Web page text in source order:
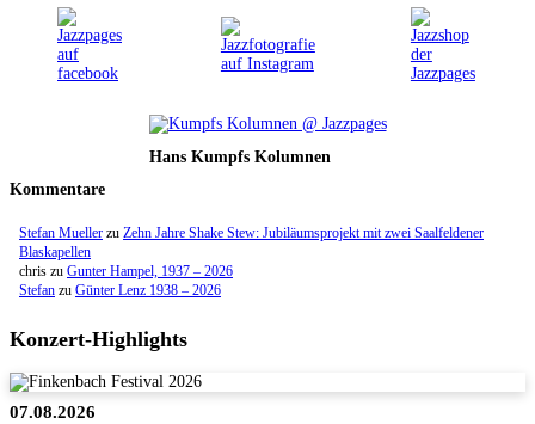
Hans Kumpfs Kolumnen
Kommentare
Stefan Mueller zu Zehn Jahre Shake Stew: Jubiläumsprojekt mit zwei Saalfeldener
Blaskapellen
chris zu Gunter Hampel, 1937 – 2026
Stefan zu Günter Lenz 1938 – 2026
Konzert-Highlights
07.08.2026